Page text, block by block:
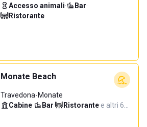
Accesso animali· Bar·
Ristorante
Monate Beach
Travedona-Monate
Cabine· Bar· Ristorante·e altri 6…